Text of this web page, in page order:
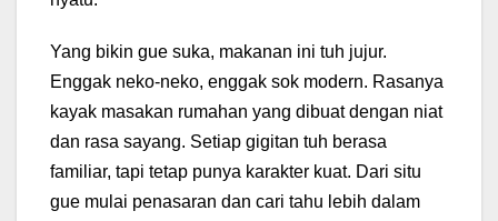
Yang bikin gue suka, makanan ini tuh jujur.
Enggak neko-neko, enggak sok modern. Rasanya
kayak masakan rumahan yang dibuat dengan niat
dan rasa sayang. Setiap gigitan tuh berasa
familiar, tapi tetap punya karakter kuat. Dari situ
gue mulai penasaran dan cari tahu lebih dalam